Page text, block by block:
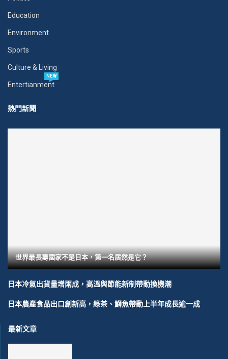
Education
Environment
Sports
Culture & Living
Entertianment
NEW
熱門新聞
世界最長壽國家不是日本，第一名居然是它？
日本冷氣出貨量增兩成，高溫與節能新制帶動換機潮
日本農產食品出口創新高，綠茶、鰤魚帶動上半年成長逾一成
最新文章